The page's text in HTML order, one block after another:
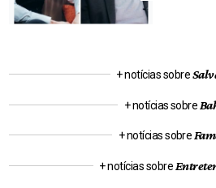
+ notícias sobre
+ notícias sobre
+ notícias sobre
+ notícias sobre